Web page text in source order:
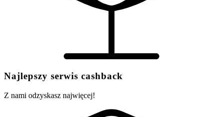
Najlepszy serwis cashback
Z nami odzyskasz najwięcej!